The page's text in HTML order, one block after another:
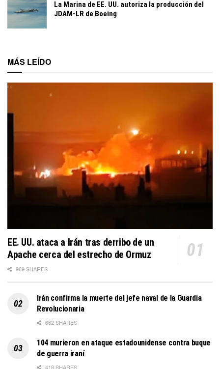
La Marina de EE. UU. autoriza la producción del
JDAM-LR de Boeing
MÁS LEÍDO
EE. UU. ataca a Irán tras derribo de un
Apache cerca del estrecho de Ormuz
969 SHARES
Irán confirma la muerte del jefe naval de la Guardia
Revolucionaria
662 SHARES
104 murieron en ataque estadounidense contra buque
de guerra iraní
418 SHARES